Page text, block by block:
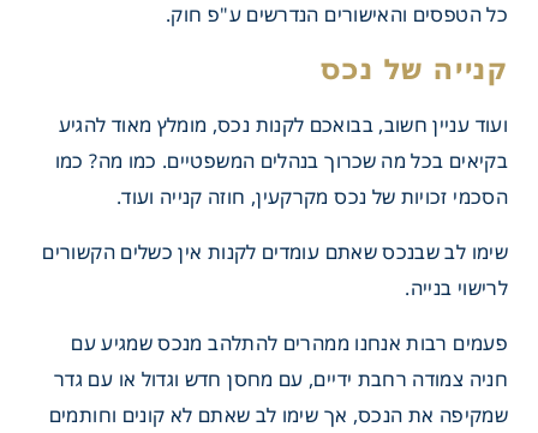
כל הטפסים והאישורים הנדרשים ע"פ חוק.
של נכס
ועוד עניין חשוב, בבואכם לקנות נכס, מומלץ מאוד להגיע
בקיאים בכל מה שכרוך בנהלים המשפטיים. כמו מה? כמו
הסכמי זכויות של נכס מקרקעין, חוזה קנייה ועוד.
שימו לב שבנכס שאתם עומדים לקנות אין כשלים הקשורים
לרישוי בנייה.
פעמים רבות אנחנו ממהרים להתלהב מנכס שמגיע עם
חניה צמודה רחבת ידיים, עם מחסן חדש וגדול או עם גדר
שמקיפה את הנכס, אך שימו לב שאתם לא קונים וחותמים